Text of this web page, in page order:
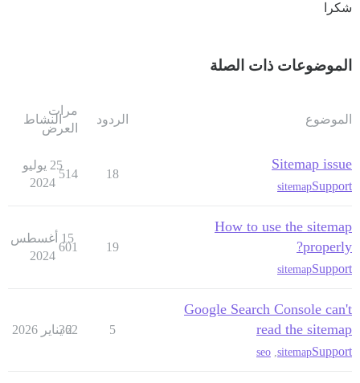
شكرا
الموضوعات ذات الصلة
الموضوع الردود
مرات
العرض
النشاط
Sitemap issue
Support
sitemap
18
514
25 يوليو
2024
How to use the sitemap
properly?
Support
sitemap
19
601
15 أغسطس
2024
Google Search Console can't
read the sitemap
Support
sitemap
seo
5
362
2 يناير 2026